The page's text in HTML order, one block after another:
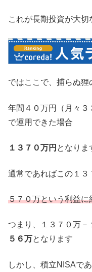
これが長期投資が大
ではここで、捕らぬ狸
年間４０万円（月々３
で運用できた場合
１３７０万円 となりま
通常であればこの１３
５７０万という利益に
つまり、１３７０万－
５６万となります
しかし、積立NISAで